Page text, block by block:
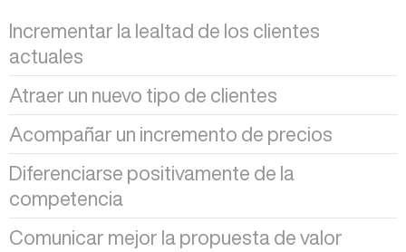
Incrementar la lealtad de los clientes
actuales
Atraer un nuevo tipo de clientes
Acompañar un incremento de precios
Diferenciarse positivamente de la
competencia
Comunicar mejor la propuesta de valor